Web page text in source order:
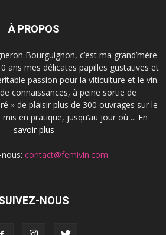
À PROPOS
Bourguignon, c’est ma grand’mère
ans mes délicates papilles gustatives et
passion pour la viticulture et le vin.
connaissances, à peine sortie de
» de plaisir plus de 300 ouvrages sur le
mis en pratique, jusqu’au jour où ... En
savoir plus
contact@femivin.com
NOUS